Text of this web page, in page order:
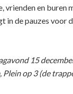
vrienden en buren
in de pauzes voor
15
Plein op 3 (de